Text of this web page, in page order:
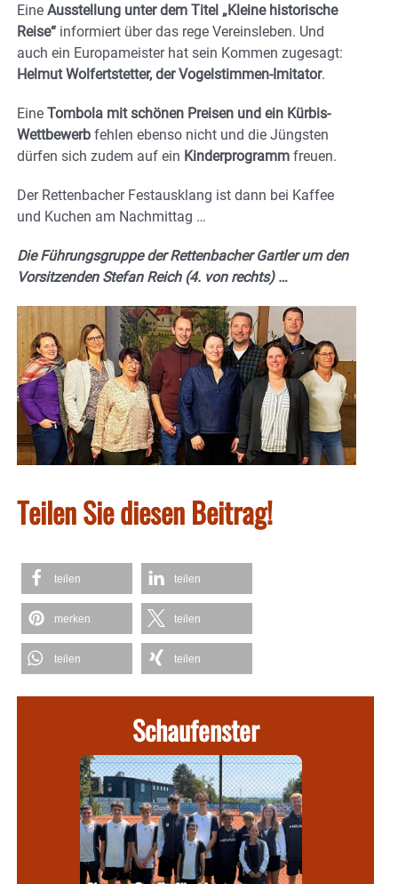
Eine Ausstellung unter dem Titel „Kleine historische
Reise“ informiert über das rege Vereinsleben. Und
auch ein Europameister hat sein Kommen zugesagt:
Helmut Wolfertstetter, der Vogelstimmen-Imitator.
Eine Tombola mit schönen Preisen und ein Kürbis-
Wettbewerb fehlen ebenso nicht und die Jüngsten
dürfen sich zudem auf ein Kinderprogramm freuen.
Der Rettenbacher Festausklang ist dann bei Kaffee
und Kuchen am Nachmittag …
Die Führungsgruppe der Rettenbacher Gartler um den
Vorsitzenden Stefan Reich (4. von rechts) …
Teilen Sie diesen Beitrag!
teilen teilen
merken teilen
teilen teilen
Schaufenster